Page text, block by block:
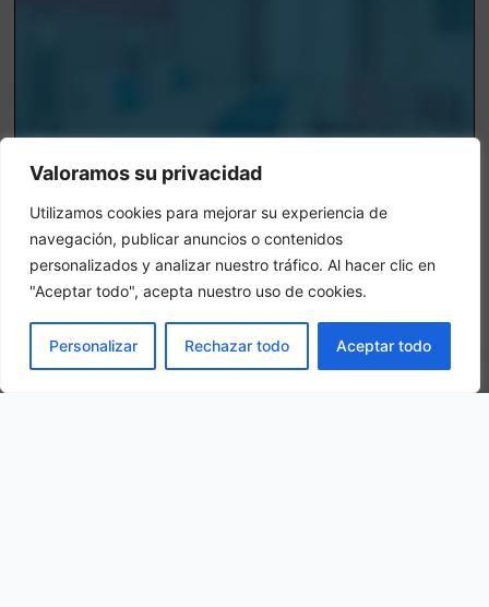
Valoramos su privacidad
Utilizamos cookies para mejorar su experiencia de
navegación, publicar anuncios o contenidos
personalizados y analizar nuestro tráfico. Al hacer clic en
"Aceptar todo", acepta nuestro uso de cookies.
Personalizar Rechazar todo Aceptar todo
Camera tripla
In una camera tripla, 3 adulti alloggiano nella stessa stanza
PRENOTA